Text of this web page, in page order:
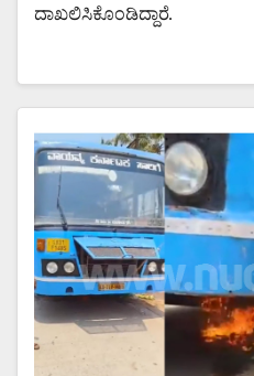
ದಾಖಲಿಸಿಕೊಂಡಿದ್ದಾರೆ.